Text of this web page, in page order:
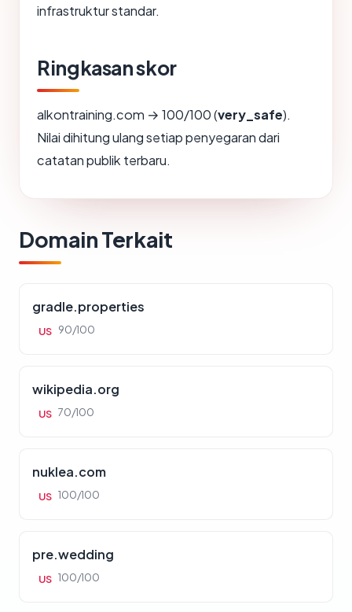
infrastruktur standar.
Ringkasan skor
alkontraining.com → 100/100 (very_safe).
Nilai dihitung ulang setiap penyegaran dari
catatan publik terbaru.
Domain Terkait
gradle.properties
US 90/100
wikipedia.org
US 70/100
nuklea.com
US 100/100
pre.wedding
US 100/100